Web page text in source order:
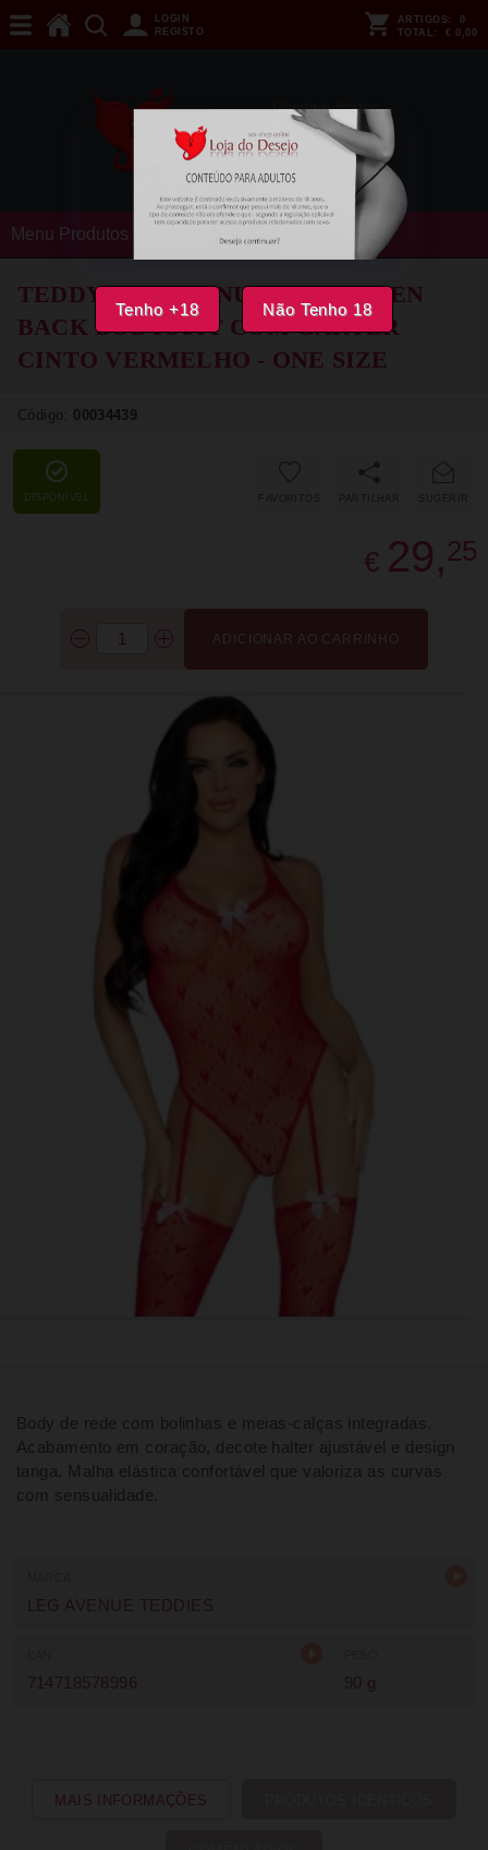
Tenho +18 Não Tenho 18
LOGIN
REGISTO
ARTIGOS:
0
TOTAL: € 0,00
Menu Produtos
TEDDY LEG AVENUE - 89360 OPEN
BACK BODYSUIT COM GARTER
CINTO VERMELHO - ONE SIZE
Código: 00034439
DISPONÍVEL SUGERIR
FAVORITOS
€ 29, 25
ADICIONAR AO CARRINHO
Body de rede com bolinhas e meias-calças integradas.
Acabamento em coração, decote halter ajustável e design
tanga. Malha elástica confortável que valoriza as curvas
com sensualidade.
LEG AVENUE TEDDIES
714718578996 90 g
MAIS INFORMAÇÕES